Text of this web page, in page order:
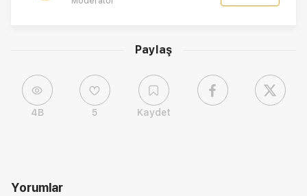
Paylaş
4B 5 Kaydet
Yorumlar